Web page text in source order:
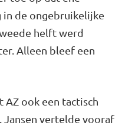
de ongebruikelijke
helft werd
Alleen bleef een
AZ ook een tactisch
Jansen vertelde vooraf